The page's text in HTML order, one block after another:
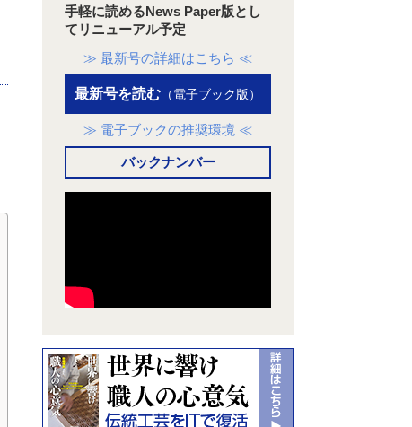
手軽に読めるNews Paper版とし
てリニューアル予定
≫ 最新号の詳細はこちら ≪
最新号を読む （電子ブック版）
≫ 電子ブックの推奨環境 ≪
バックナンバー